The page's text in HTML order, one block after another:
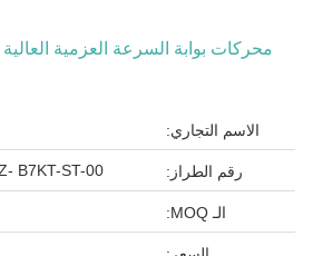
الاسم التجاري:
رقم الطراز: B7KT-ST-00
الـ MOQ: